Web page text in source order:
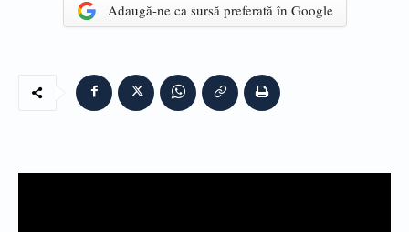
Adaugă-ne ca sursă preferată în Google